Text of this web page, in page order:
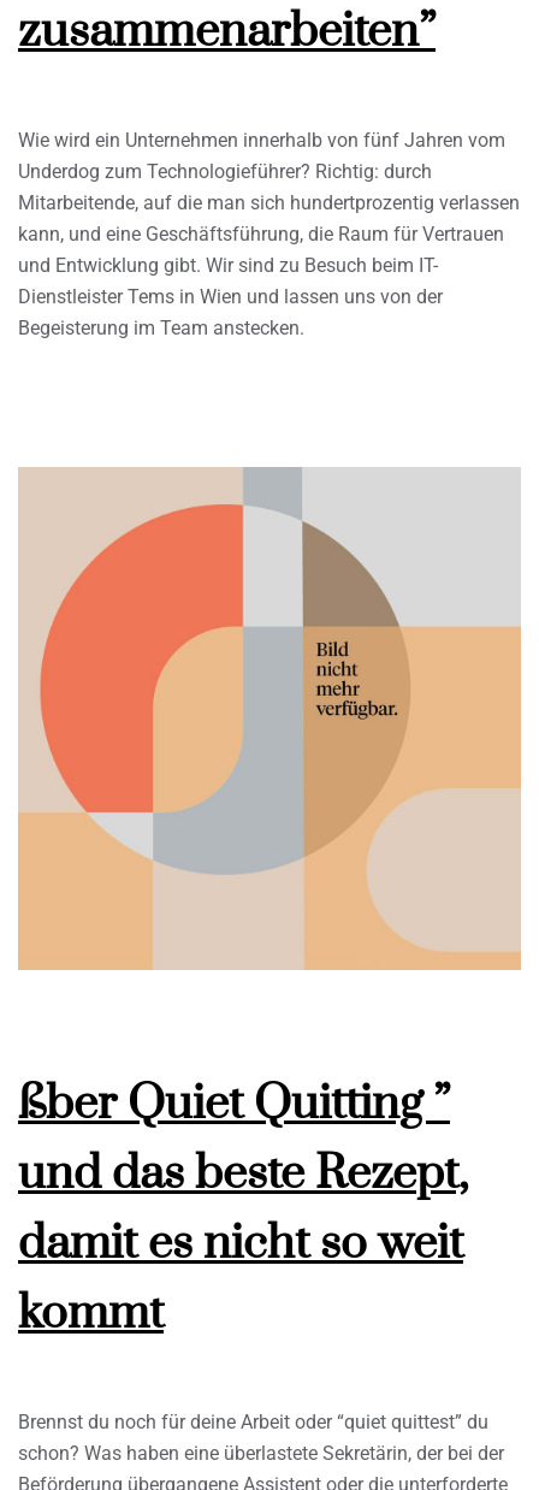
zusammenarbeiten”
Wie wird ein Unternehmen innerhalb von fünf Jahren vom
Underdog zum Technologieführer? Richtig: durch
Mitarbeitende, auf die man sich hundertprozentig verlassen
kann, und eine Geschäftsführung, die Raum für Vertrauen
und Entwicklung gibt. Wir sind zu Besuch beim IT-
Dienstleister Tems in Wien und lassen uns von der
Begeisterung im Team anstecken.
ßber Quiet Quitting ”
und das beste Rezept,
damit es nicht so weit
kommt
Brennst du noch für deine Arbeit oder “quiet quittest” du
schon? Was haben eine überlastete Sekretärin, der bei der
Beförderung übergangene Assistent oder die unterforderte